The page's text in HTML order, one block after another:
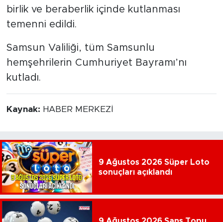
birlik ve beraberlik içinde kutlanması
temenni edildi.
Samsun Valiliği, tüm Samsunlu
hemşehrilerin Cumhuriyet Bayramı’nı
kutladı.
Kaynak: HABER MERKEZİ
9 Ağustos 2026 Süper Loto
sonuçları açıklandı